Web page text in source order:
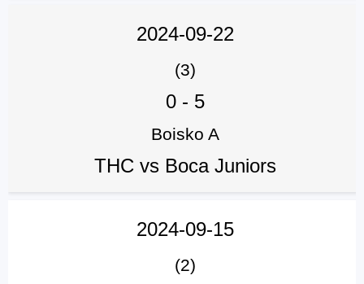
2024-09-22
(3)
0- 5
Boisko A
THC vs Boca Juniors
2024-09-15
(2)